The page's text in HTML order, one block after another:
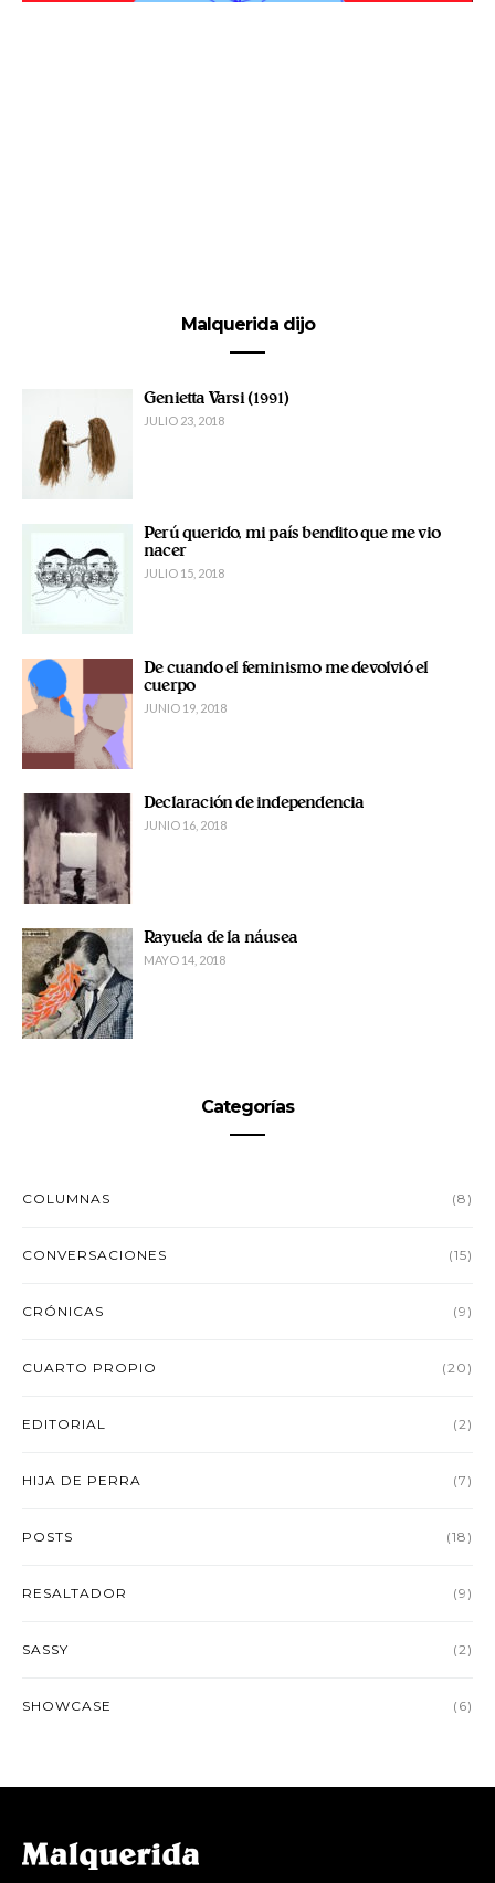
Malquerida dijo
Genietta Varsi (1991)
JULIO 23, 2018
Perú querido, mi país bendito que me vio
nacer
JULIO 15, 2018
De cuando el feminismo me devolvió el
cuerpo
JUNIO 19, 2018
Declaración de independencia
JUNIO 16, 2018
Rayuela de la náusea
MAYO 14, 2018
Categorías
COLUMNAS (8)
CONVERSACIONES (15)
CRÓNICAS (9)
CUARTO PROPIO (20)
EDITORIAL (2)
HIJA DE PERRA (7)
POSTS (18)
RESALTADOR (9)
SASSY (2)
SHOWCASE (6)